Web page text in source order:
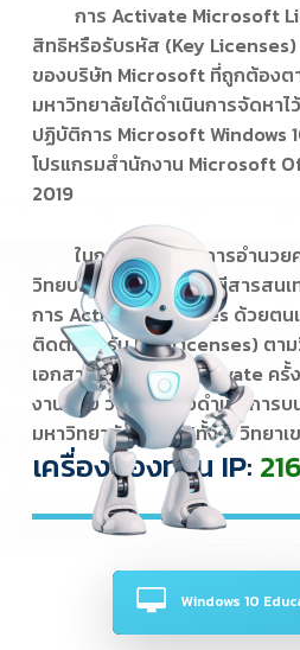
การ Activate Microsoft
สิทธิหรือรับรหัส (Key Licenses)
ของบริษัท Microsoft ที่ถูกต้องต
มหาวิทยาลัยได้ดำเนินการจัดหาไ
ปฏิบัติการ Microsoft Windows
โปรแกรมสำนักงาน Microsoft
2019
ในการนี้ เพื่อเป็นการอำนวย
วิทยบริการและเทคโนโลยีสารสน
การ Activate Licenses ด้วยตน
ติดต่อขอรับ Key Licenses) ตา
เอกสารนี้ ทั้งนี้ การ Activate ครั้
งาน 180 วัน และต้องดำเนินการ
มหาวิทยาลัยเท่านั้น (ทั้ง 4 วิทยา
เครื่องของท่าน IP:
Windows 10